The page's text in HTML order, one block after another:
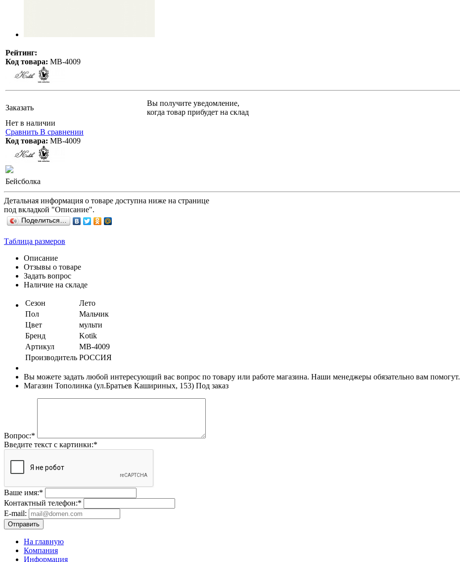
Рейтинг:
Код товара: МВ-4009
Заказать
Вы получите уведомление,
когда товар прибудет на склад
Нет в наличии
Сравнить В сравнении
Код товара: МВ-4009
Бейсболка
Детальная информация о товаре доступна ниже на странице
под вкладкой "Описание".
Поделиться…
Таблица размеров
Описание
Отзывы о товаре
Задать вопрос
Наличие на складе
Сезон
Лето
Пол
Мальчик
Цвет
мульти
Бренд
Kotik
Артикул
МВ-4009
Производитель РОССИЯ
Вы можете задать любой интересующий вас вопрос по товару или работе магазина. Наши менеджеры обязательно вам помогут.
Магазин Тополинка (ул.Братьев Кашириных, 153) Под заказ
Вопрос:*
Введите текст с картинки:*
Ваше имя:*
Контактный телефон:*
E-mail:
Отправить
На главную
Компания
Информация